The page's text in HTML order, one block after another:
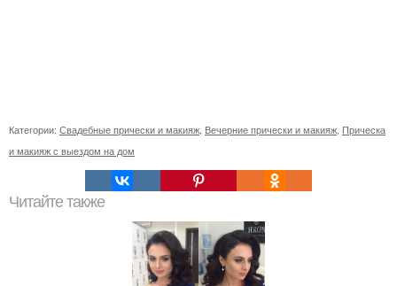
Категории: Свадебные прически и макияж Вечерние прически и макияж Прическа
и макияж с выездом на дом
Читайте также